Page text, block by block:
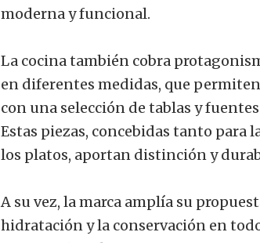
moderna y funcional.
La cocina también cobra
en diferentes medidas, que
con una selección de tablas y
Estas piezas, concebidas tanto para
los platos, aportan distinción y
A su vez, la marca amplía su
hidratación y la conservación en